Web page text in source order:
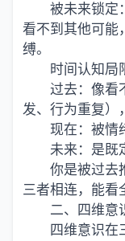
被未来锁定
看不到其他可能
缚。
时间认知局
过去：像看
发、行为重复）
现在：被情
未来：是既
你是被过去
三者相连，能看
二、四维意
四维意识在